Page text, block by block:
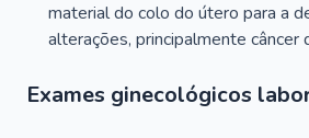
material do colo do útero para a
alterações, principalmente câncer
Exames ginecológicos